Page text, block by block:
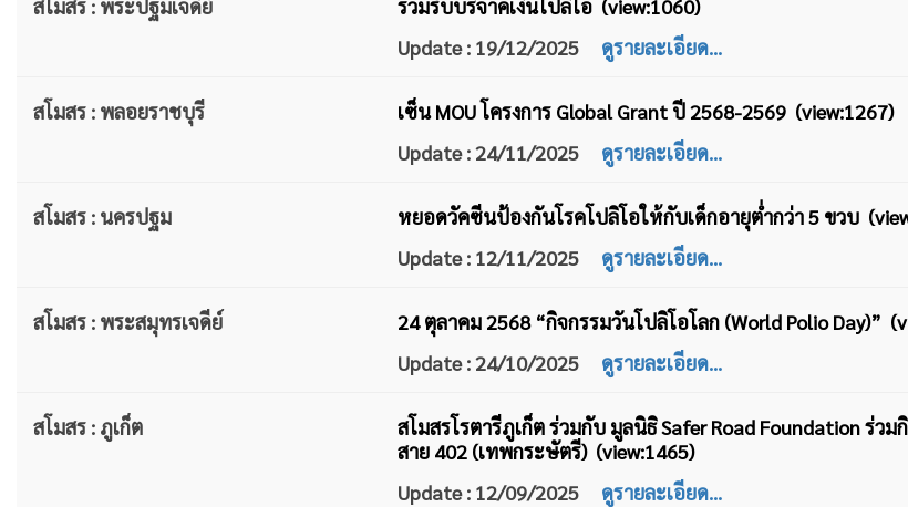
สโมสร : พระปฐมเจดีย์
ร่วมรับบริจาคเงินโปลิโอ (view:1060)
Update : 19/12/2025 ดูรายละเอียด...
สโมสร : พลอยราชบุรี
เซ็น MOU โครงการ Global Grant ปี 2568-2569 (view:1267)
Update : 24/11/2025 ดูรายละเอียด...
สโมสร : นครปฐม
หยอดวัคซีนป้องกันโรคโปลิโอให้กับเด็กอายุต่ำกว่า 5 ขวบ
Update : 12/11/2025 ดูรายละเอียด...
สโมสร : พระสมุทรเจดีย์
24 ตุลาคม 2568 “กิจกรรมวันโปลิโอโลก (World Polio Day)”
Update : 24/10/2025 ดูรายละเอียด...
สโมสร : ภูเก็ต
สโมสรโรตารีภูเก็ต ร่วมกับ มูลนิธิ Safer Road Foundation
สาย 402 (เทพกระษัตรี) (view:1465)
Update : 12/09/2025 ดูรายละเอียด...